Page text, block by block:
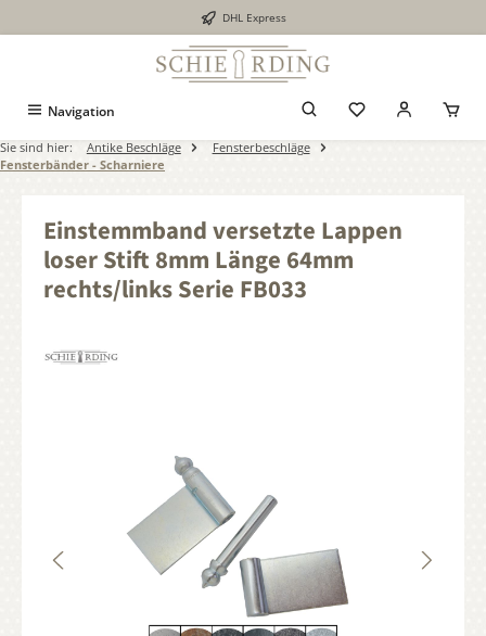
DHL Express
Navigation
Sie sind hier: Antike Beschläge
Fensterbeschläge
Fensterbänder - Scharniere
Einstemmband versetzte Lappen
loser Stift 8mm Länge 64mm
rechts/links Serie FB033